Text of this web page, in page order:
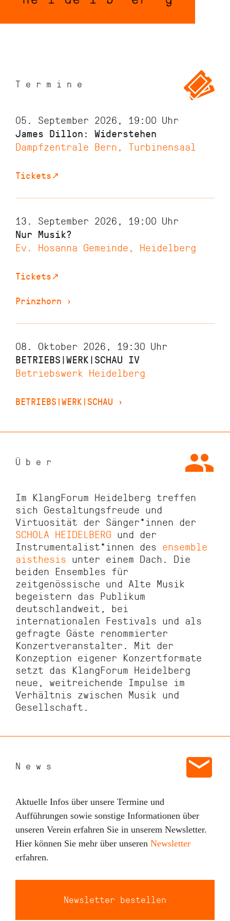
Termine
05. September 2026, 19:00 Uhr
James Dillon: Widerstehen
Dampfzentrale Bern, Turbinensaal
Tickets↗
13. September 2026, 19:00 Uhr
Nur Musik?
Ev. Hosanna Gemeinde, Heidelberg
Tickets↗
Prinzhorn ›
08. Oktober 2026, 19:30 Uhr
BETRIEBS|WERK|SCHAU IV
Betriebswerk Heidelberg
BETRIEBS|WERK|SCHAU ›
Über
Im KlangForum Heidelberg treffen
sich Gestaltungsfreude und
Virtuosität der Sänger*innen der
SCHOLA HEIDELBERG und der
Instrumentalist*innen des ensemble
aisthesis unter einem Dach. Die
beiden Ensembles für
zeitgenössische und Alte Musik
begeistern das Publikum
deutschlandweit, bei
internationalen Festivals und als
gefragte Gäste renommierter
Konzertveranstalter. Mit der
Konzeption eigener Konzertformate
setzt das KlangForum Heidelberg
neue, weitreichende Impulse im
Verhältnis zwischen Musik und
Gesellschaft.
News
Aktuelle Infos über unsere Termine und
Aufführungen sowie sonstige Informationen über
unseren Verein erfahren Sie in unserem Newsletter.
Hier können Sie mehr über unseren Newsletter
erfahren.
Newsletter bestellen